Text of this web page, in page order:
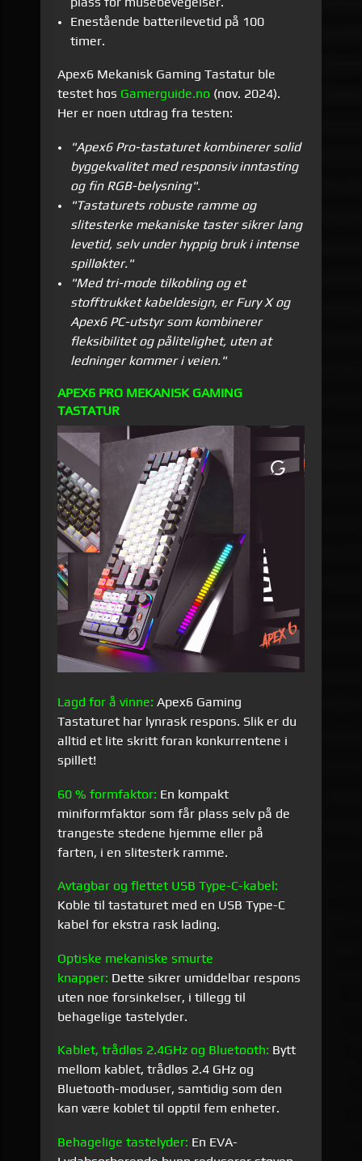
Enestående batterilevetid på 100
timer.
Apex6 Mekanisk Gaming Tastatur ble
testet hos Gamerguide.no (nov. 2024).
Her er noen utdrag fra testen:
"Apex6 Pro-tastaturet kombinerer solid
byggekvalitet med responsiv inntasting
og fin RGB-belysning".
"Tastaturets robuste ramme og
slitesterke mekaniske taster sikrer lang
levetid, selv under hyppig bruk i intense
spilløkter."
"Med tri-mode tilkobling og et
stofftrukket kabeldesign, er Fury X og
Apex6 PC-utstyr som kombinerer
fleksibilitet og pålitelighet, uten at
ledninger kommer i veien."
APEX6 PRO MEKANISK GAMING
TASTATUR
Lagd for å vinne: Apex6 Gaming
Tastaturet har lynrask respons. Slik er du
alltid et lite skritt foran konkurrentene i
spillet!
60 % formfaktor: En kompakt
miniformfaktor som får plass selv på de
trangeste stedene hjemme eller på
farten, i en slitesterk ramme.
Avtagbar og flettet USB Type-C-kabel:
Koble til tastaturet med en USB Type-C
kabel for ekstra rask lading.
Optiske mekaniske smurte
knapper: Dette sikrer umiddelbar respons
uten noe forsinkelser, i tillegg til
behagelige tastelyder.
Kablet, trådløs 2.4GHz og Bluetooth: Bytt
mellom kablet, trådløs 2.4 GHz og
Bluetooth-moduser, samtidig som den
kan være koblet til opptil fem enheter.
Behagelige tastelyder: En EVA-